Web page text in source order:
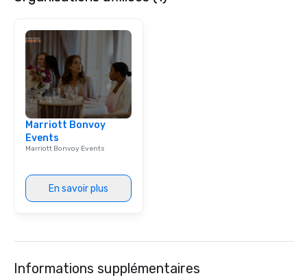
Marriott Bonvoy
Events
Marriott Bonvoy Events
En savoir plus
Informations supplémentaires